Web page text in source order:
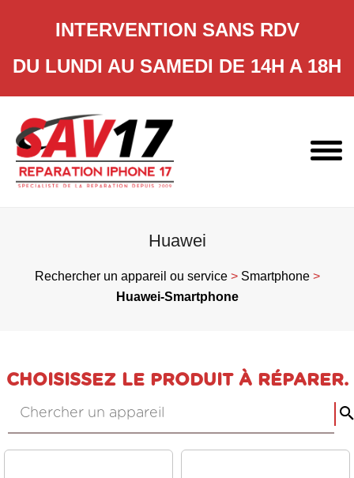
INTERVENTION SANS RDV
DU LUNDI AU SAMEDI DE 14H A 18H
content
Huawei
Rechercher un appareil ou service> Smartphone>
Huawei-Smartphone
CHOISISSEZ LE PRODUIT À RÉPARER.